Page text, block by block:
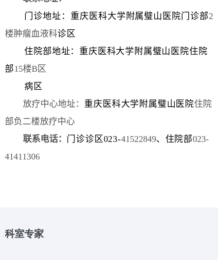
门诊地址：重庆医科大学附属璧山医院门诊部2
楼肿瘤血液科诊区
住院部地址：重庆医科大学附属璧山医院住院
部15楼B区
病区
放疗中心地址： 重庆医科大学附属璧山医院住院
部负二楼放疗中心
联系电话： 门诊诊区023-41522849、住 院部023-
41411306
科室专家